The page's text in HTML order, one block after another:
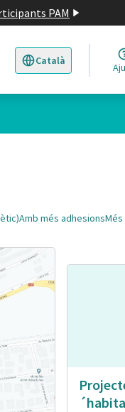
PAM
Català
Triar la llengua Elegir
Amb més adhesions